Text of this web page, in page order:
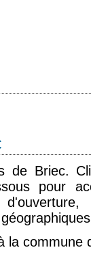
de Briec.
pour
la commune